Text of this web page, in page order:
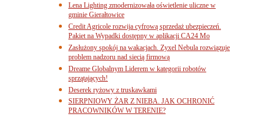
Lena Lighting zmodernizowała oświetlenie uliczne w
gminie Gierałtowice
Credit Agricole rozwija cyfrową sprzedaż ubezpieczeń.
Pakiet na Wypadki dostępny w aplikacji CA24 Mo
Zasłużony spokój na wakacjach. Zyxel Nebula rozwiązuje
problem nadzoru nad siecią firmową
Dreame Globalnym Liderem w kategorii robotów
sprzątających!
Deserek ryżowy z truskawkami
SIERPNIOWY ŻAR Z NIEBA. JAK OCHRONIĆ
PRACOWNIKÓW W TERENIE?